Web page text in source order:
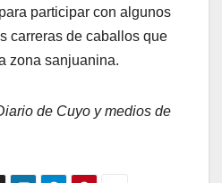
participar con algunos
carreras de caballos que
zona sanjuanina.
de Cuyo y medios de